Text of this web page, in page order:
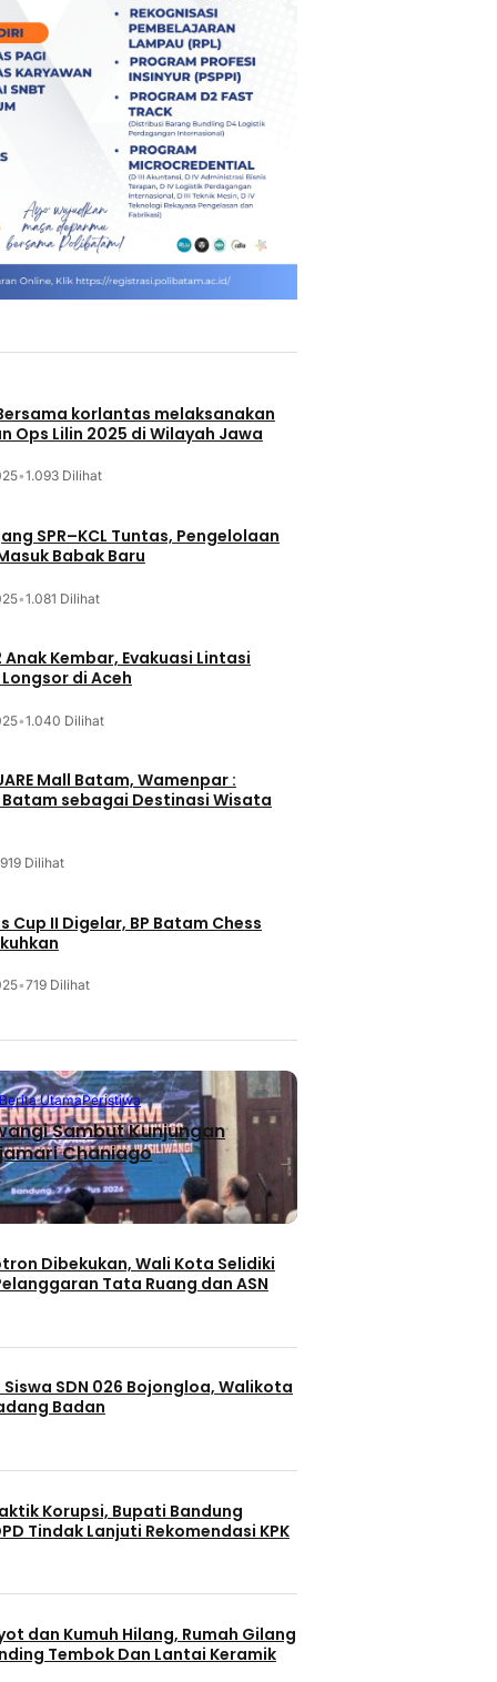
korlantas melaksanakan
Ops Lilin 2025 di Wilayah Jawa
•1.093 Dilihat
SPR–KCL Tuntas, Pengelolaan
Babak Baru
•1.081 Dilihat
Anak Kembar, Evakuasi Lintasi
di Aceh
•1.040 Dilihat
Mall Batam, Wamenpar :
Batam sebagai Destinasi Wisata
919 Dilihat
Cup II Digelar, BP Batam Chess
•719 Dilihat
UtamaPeristiwa
Sambut Kunjungan
Chaniago
Dibekukan, Wali Kota Selidiki
Tata Ruang dan ASN
Siswa SDN 026 Bojongloa, Walikota
Badan
Korupsi, Bupati Bandung
Tindak Lanjuti Rekomendasi KPK
dan Kumuh Hilang, Rumah Gilang
Tembok Dan Lantai Keramik